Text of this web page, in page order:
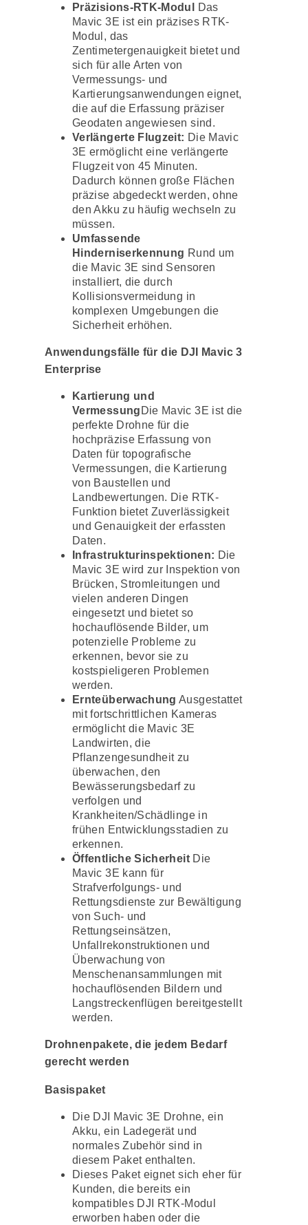
Präzisions-RTK-Modul
Das
Mavic 3E ist ein präzises RTK-
Modul, das
Zentimetergenauigkeit bietet und
sich für alle Arten von
Vermessungs- und
Kartierungsanwendungen eignet,
die auf die Erfassung präziser
Geodaten angewiesen sind.
Verlängerte Flugzeit: Die Mavic
3E ermöglicht eine verlängerte
Flugzeit von 45 Minuten.
Dadurch können große Flächen
präzise abgedeckt werden, ohne
den Akku zu häufig wechseln zu
müssen.
Umfassende
Hinderniserkennung Rund um
die Mavic 3E sind Sensoren
installiert, die durch
Kollisionsvermeidung in
komplexen Umgebungen die
Sicherheit erhöhen.
Anwendungsfälle für die DJI Mavic 3
Enterprise
Kartierung und
Vermessung Die Mavic 3E ist die
perfekte Drohne für die
hochpräzise Erfassung von
Daten für topografische
Vermessungen, die Kartierung
von Baustellen und
Landbewertungen. Die RTK-
Funktion bietet Zuverlässigkeit
und Genauigkeit der erfassten
Daten.
Infrastrukturinspektionen: Die
Mavic 3E wird zur Inspektion von
Brücken, Stromleitungen und
vielen anderen Dingen
eingesetzt und bietet so
hochauflösende Bilder, um
potenzielle Probleme zu
erkennen, bevor sie zu
kostspieligeren Problemen
werden.
Ernteüberwachung Ausgestattet
mit fortschrittlichen Kameras
ermöglicht die Mavic 3E
Landwirten, die
Pflanzengesundheit zu
überwachen, den
Bewässerungsbedarf zu
verfolgen und
Krankheiten/Schädlinge in
frühen Entwicklungsstadien zu
erkennen.
Öffentliche Sicherheit Die
Mavic 3E kann für
Strafverfolgungs- und
Rettungsdienste zur Bewältigung
von Such- und
Rettungseinsätzen,
Unfallrekonstruktionen und
Überwachung von
Menschenansammlungen mit
hochauflösenden Bildern und
Langstreckenflügen bereitgestellt
werden.
Drohnenpakete, die jedem Bedarf
gerecht werden
Basispaket
Die DJI Mavic 3E Drohne, ein
Akku, ein Ladegerät und
normales Zubehör sind in
diesem Paket enthalten.
Dieses Paket eignet sich eher für
Kunden, die bereits ein
kompatibles DJI RTK-Modul
erworben haben oder die